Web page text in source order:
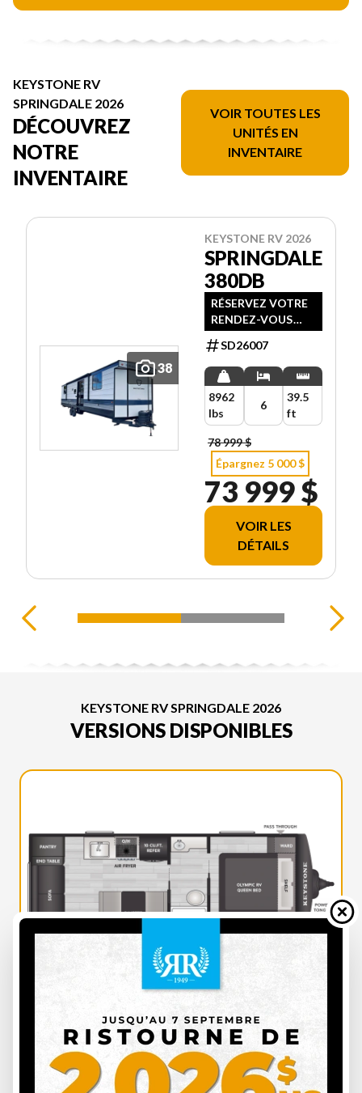
KEYSTONE RV
SPRINGDALE 2026
DÉCOUVREZ
NOTRE
INVENTAIRE
VOIR TOUTES LES
UNITÉS EN
INVENTAIRE
38
KEYSTONE RV 2026
SPRINGDALE
380DB
RÉSERVEZ VOTRE
RENDEZ-VOUS
POUR LE MEILLEUR
PRIX
SD26007
8962
lbs
6
39.5
ft
78 999 $
Épargnez 5 000 $
73 999 $
VOIR LES
DÉTAILS
KEYSTONE RV SPRINGDALE 2026
VERSIONS DISPONIBLES
KEYSTONE RV 2026
SPRINGDALE 2100RL